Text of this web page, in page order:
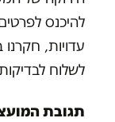
להיכנס
עדויות,
לשלוח
תגובת